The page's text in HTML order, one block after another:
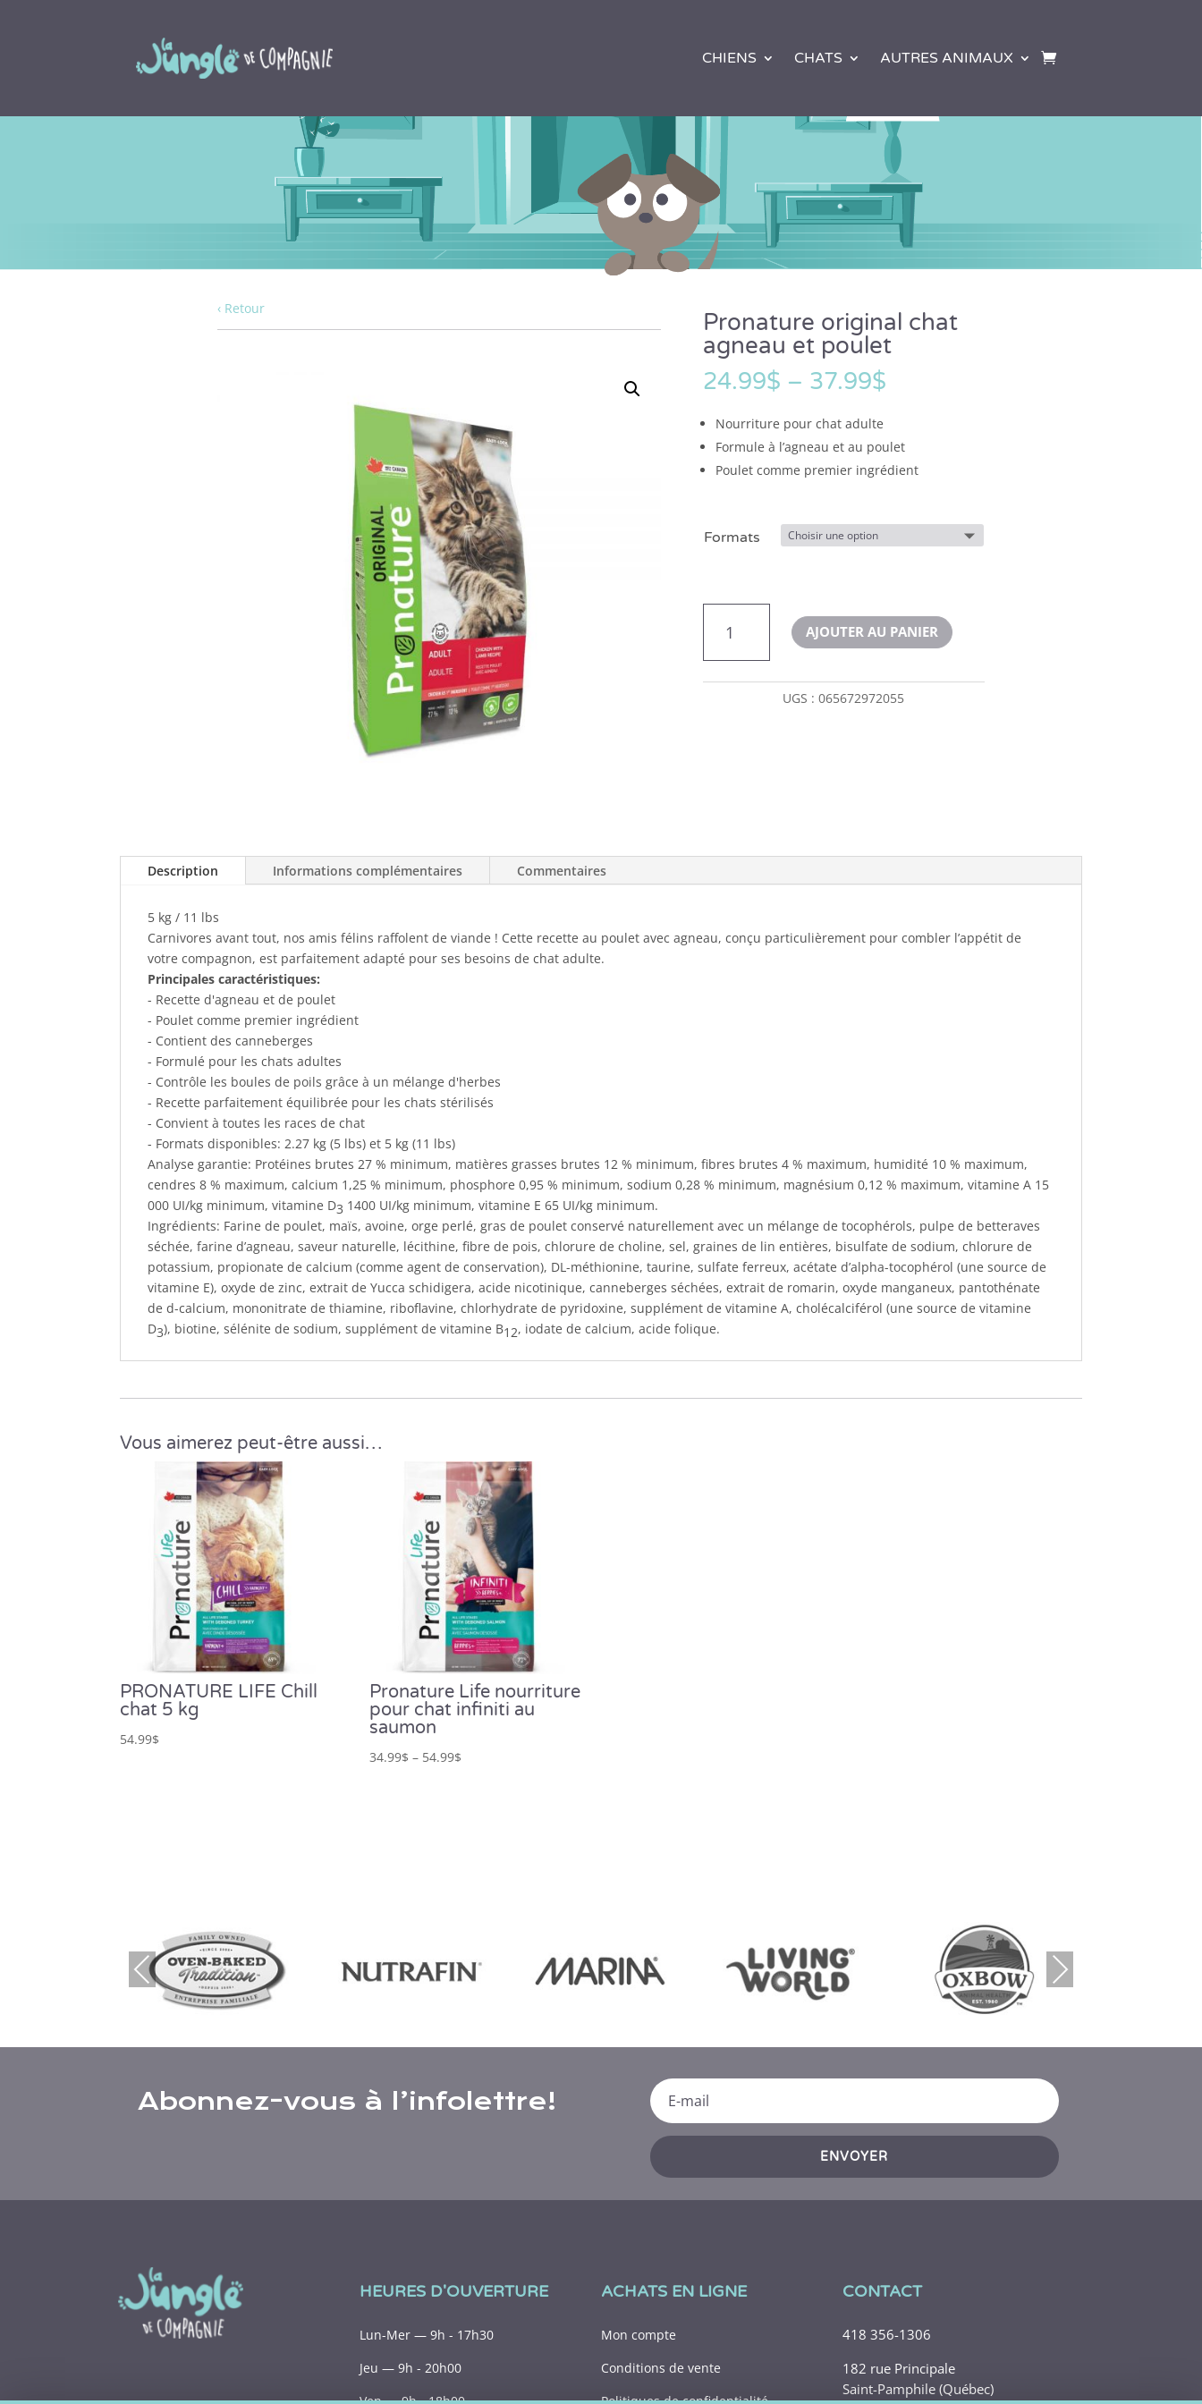
CHIENS CHATS AUTRES ANIMAUX
‹ Retour
Pronature original chat
agneau et poulet
24.99$ – 37.99$
Nourriture pour chat adulte
Formule à l’agneau et au poulet
Poulet comme premier ingrédient
Formats
AJOUTER AU PANIER
UGS :065672972055
Description Informations complémentaires Commentaires
5 kg / 11 lbs
Carnivores avant tout, nos amis félins raffolent de viande ! Cette recette au poulet avec agneau, conçu particulièrement pour combler l’appétit de
votre compagnon, est parfaitement adapté pour ses besoins de chat adulte.
Principales caractéristiques:
- Recette d'agneau et de poulet
- Poulet comme premier ingrédient
- Contient des canneberges
- Formulé pour les chats adultes
- Contrôle les boules de poils grâce à un mélange d'herbes
- Recette parfaitement équilibrée pour les chats stérilisés
- Convient à toutes les races de chat
- Formats disponibles: 2.27 kg (5 lbs) et 5 kg (11 lbs)
Analyse garantie: Protéines brutes 27 % minimum, matières grasses brutes 12 % minimum, fibres brutes 4 % maximum, humidité 10 % maximum,
cendres 8 % maximum, calcium 1,25 % minimum, phosphore 0,95 % minimum, sodium 0,28 % minimum, magnésium 0,12 % maximum, vitamine A 15
000 UI/kg minimum, vitamine D3 1400 UI/kg minimum, vitamine E 65 UI/kg minimum.
Ingrédients: Farine de poulet, maïs, avoine, orge perlé, gras de poulet conservé naturellement avec un mélange de tocophérols, pulpe de betteraves
séchée, farine d’agneau, saveur naturelle, lécithine, fibre de pois, chlorure de choline, sel, graines de lin entières, bisulfate de sodium, chlorure de
potassium, propionate de calcium (comme agent de conservation), DL-méthionine, taurine, sulfate ferreux, acétate d’alpha-tocophérol (une source de
vitamine E), oxyde de zinc, extrait de Yucca schidigera, acide nicotinique, canneberges séchées, extrait de romarin, oxyde manganeux, pantothénate
de d-calcium, mononitrate de thiamine, riboflavine, chlorhydrate de pyridoxine, supplément de vitamine A, cholécalciférol (une source de vitamine
D3), biotine, sélénite de sodium, supplément de vitamine B12, iodate de calcium, acide folique.
Vous aimerez peut-être aussi…
PRONATURE LIFE Chill
chat 5 kg
54.99$
Pronature Life nourriture
pour chat infiniti au
saumon
34.99$ – 54.99$
Prev
ious
Nex
t
Abonnez-vous à l’infolettre!
ENVOYER
HEURES D'OUVERTURE
Lun-Mer — 9h - 17h30
Jeu — 9h - 20h00
ACHATS EN LIGNE
Mon compte
Conditions de vente
CONTACT
418 356-1306
182 rue Principale
Saint-Pamphile (Québec)